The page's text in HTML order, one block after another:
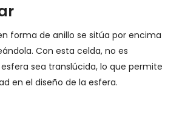
forma de anillo se sitúa por encima
Con esta celda, no es
sea translúcida, lo que permite
en el diseño de la esfera.